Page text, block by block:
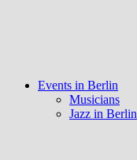
Events in Berlin
Musicians
Jazz in Berlin